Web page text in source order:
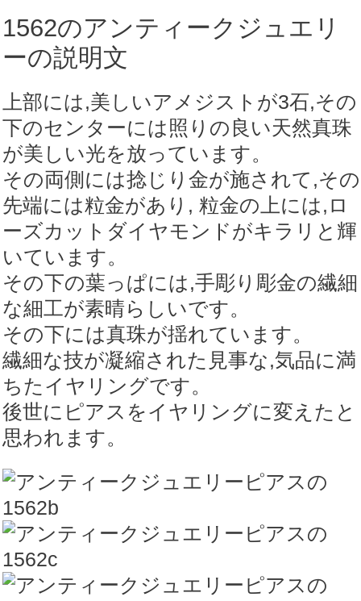
ッ
イ
ヤ
モ
ン
ド
イ
ヤ
リ
ン
グ
個
1562のアンティークジュエリ
ーの説明文
上部には,美しいアメジストが3石,その
下のセンターには照りの良い天然真珠
が美しい光を放っています。
その両側には捻じり金が施されて,その
先端には粒金があり, 粒金の上には,ロ
ーズカットダイヤモンドがキラリと輝
いています。
その下の葉っぱには,手彫り彫金の繊細
な細工が素晴らしいです。
その下には真珠が揺れています。
繊細な技が凝縮された見事な,気品に満
ちたイヤリングです。
後世にピアスをイヤリングに変えたと
思われます。